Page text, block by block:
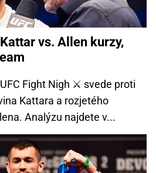
vs. Allen kurzy,
Fight Nigh ⚔️ svede proti
Kattara a rozjetého
Analýzu najdete v...